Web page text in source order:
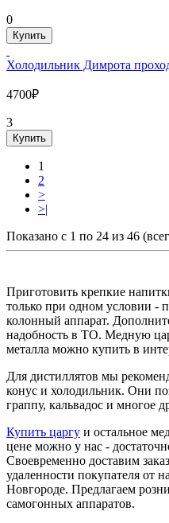
0
Купить
Холодильник Димрота
4700₽
3
Купить
1
2
>
>|
Показано с 1 по 24 из 46
Приготовить крепкие
только при одном условии -
колонный аппарат.
надобность в ТО. Медную
металла можно купить в
Для дистиллятов мы
конус и холодильник. Они
граппу, кальвадос и многое
Купить царгу и остальное
цене можно у нас -
Своевременно доставим
удаленности покупателя от
Новгороде. Предлагаем
самогонных аппаратов.